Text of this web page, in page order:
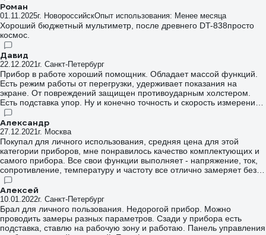
Роман
01.11.2025г. НовороссийскОпыт использования: Менее месяца
Хороший бюджетный мультиметр, после древнего DT-838просто
космос.
Давид
22.12.2021 г. Санкт-Петербург
Прибор в работе хороший помощник. Обладает массой функций.
Есть режим работы от перегрузки, удерживает показания на
экране. От повреждений защищен противоударным холстером.
Есть подставка упор. Ну и конечно точность и скорость измерений -
3 раза в секунду замеряет показания. Меня устраивает.
Александр
27.12.2021г. Москва
Покупал для личного использования, средняя цена для этой
категории приборов, мне понравилось качество комплектующих и
самого прибора. Все свои функции выполняет - напряжение, ток,
сопротивление, температуру и частоту все отлично замеряет без
нареканий
Алексей
10.01.2022г. Санкт-Петербург
Брал для личного пользования. Недорогой прибор. Можно
проводить замеры разных параметров. Сзади у прибора есть
подставка, ставлю на рабочую зону и работаю. Панель управления